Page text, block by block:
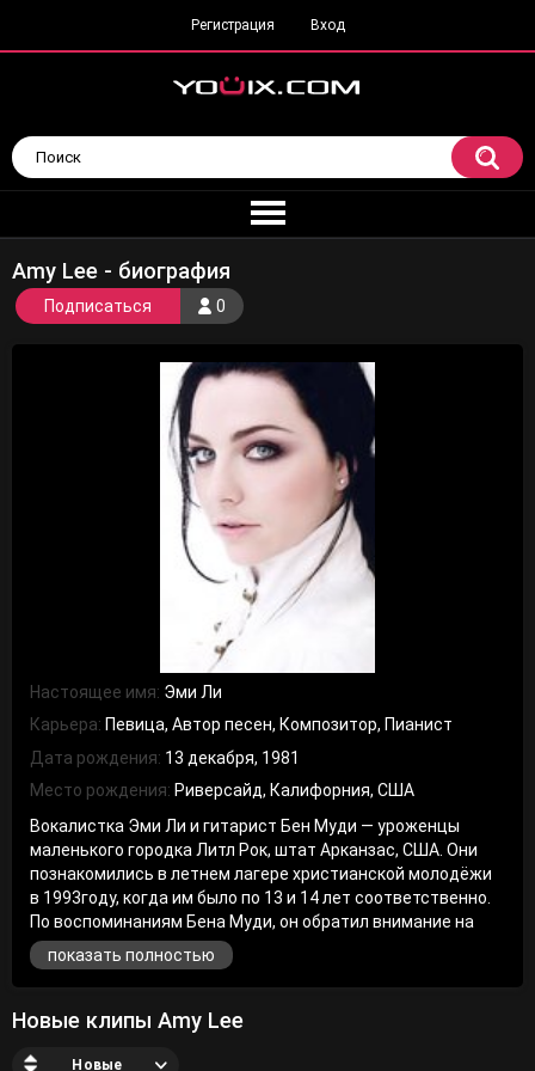
Регистрация Вход
Amy Lee - биография
0
Подписаться
Настоящее имя: Эми Ли
Карьера: Певица, Автор песен, Композитор, Пианист
Дата рождения: 13 декабря, 1981
Место рождения: Риверсайд, Калифорния, США
показать полностью
Вокалистка Эми Ли и гитарист Бен Муди — уроженцы
маленького городка Литл Рок, штат Арканзас, США. Они
познакомились в летнем лагере христианской молодёжи
в 1993году, когда им было по 13 и 14 лет соответственно.
По воспоминаниям Бена Муди, он обратил внимание на
Эми, когда она играла песню Meat Loaf — I Would Do
Anything for Love на фортепиано. Муди: Несколько лет
назад Эми и я были в одном молодёжном лагере. Я играл с
группой культовой музыки, а Эми была участником
время я сидел в спортзале и смотрел баскетбольный
Новые клипы Amy Lee
Новые